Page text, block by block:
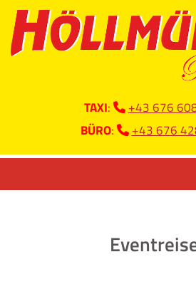
TAXI:  +43 676
BÜRO:  +43 676